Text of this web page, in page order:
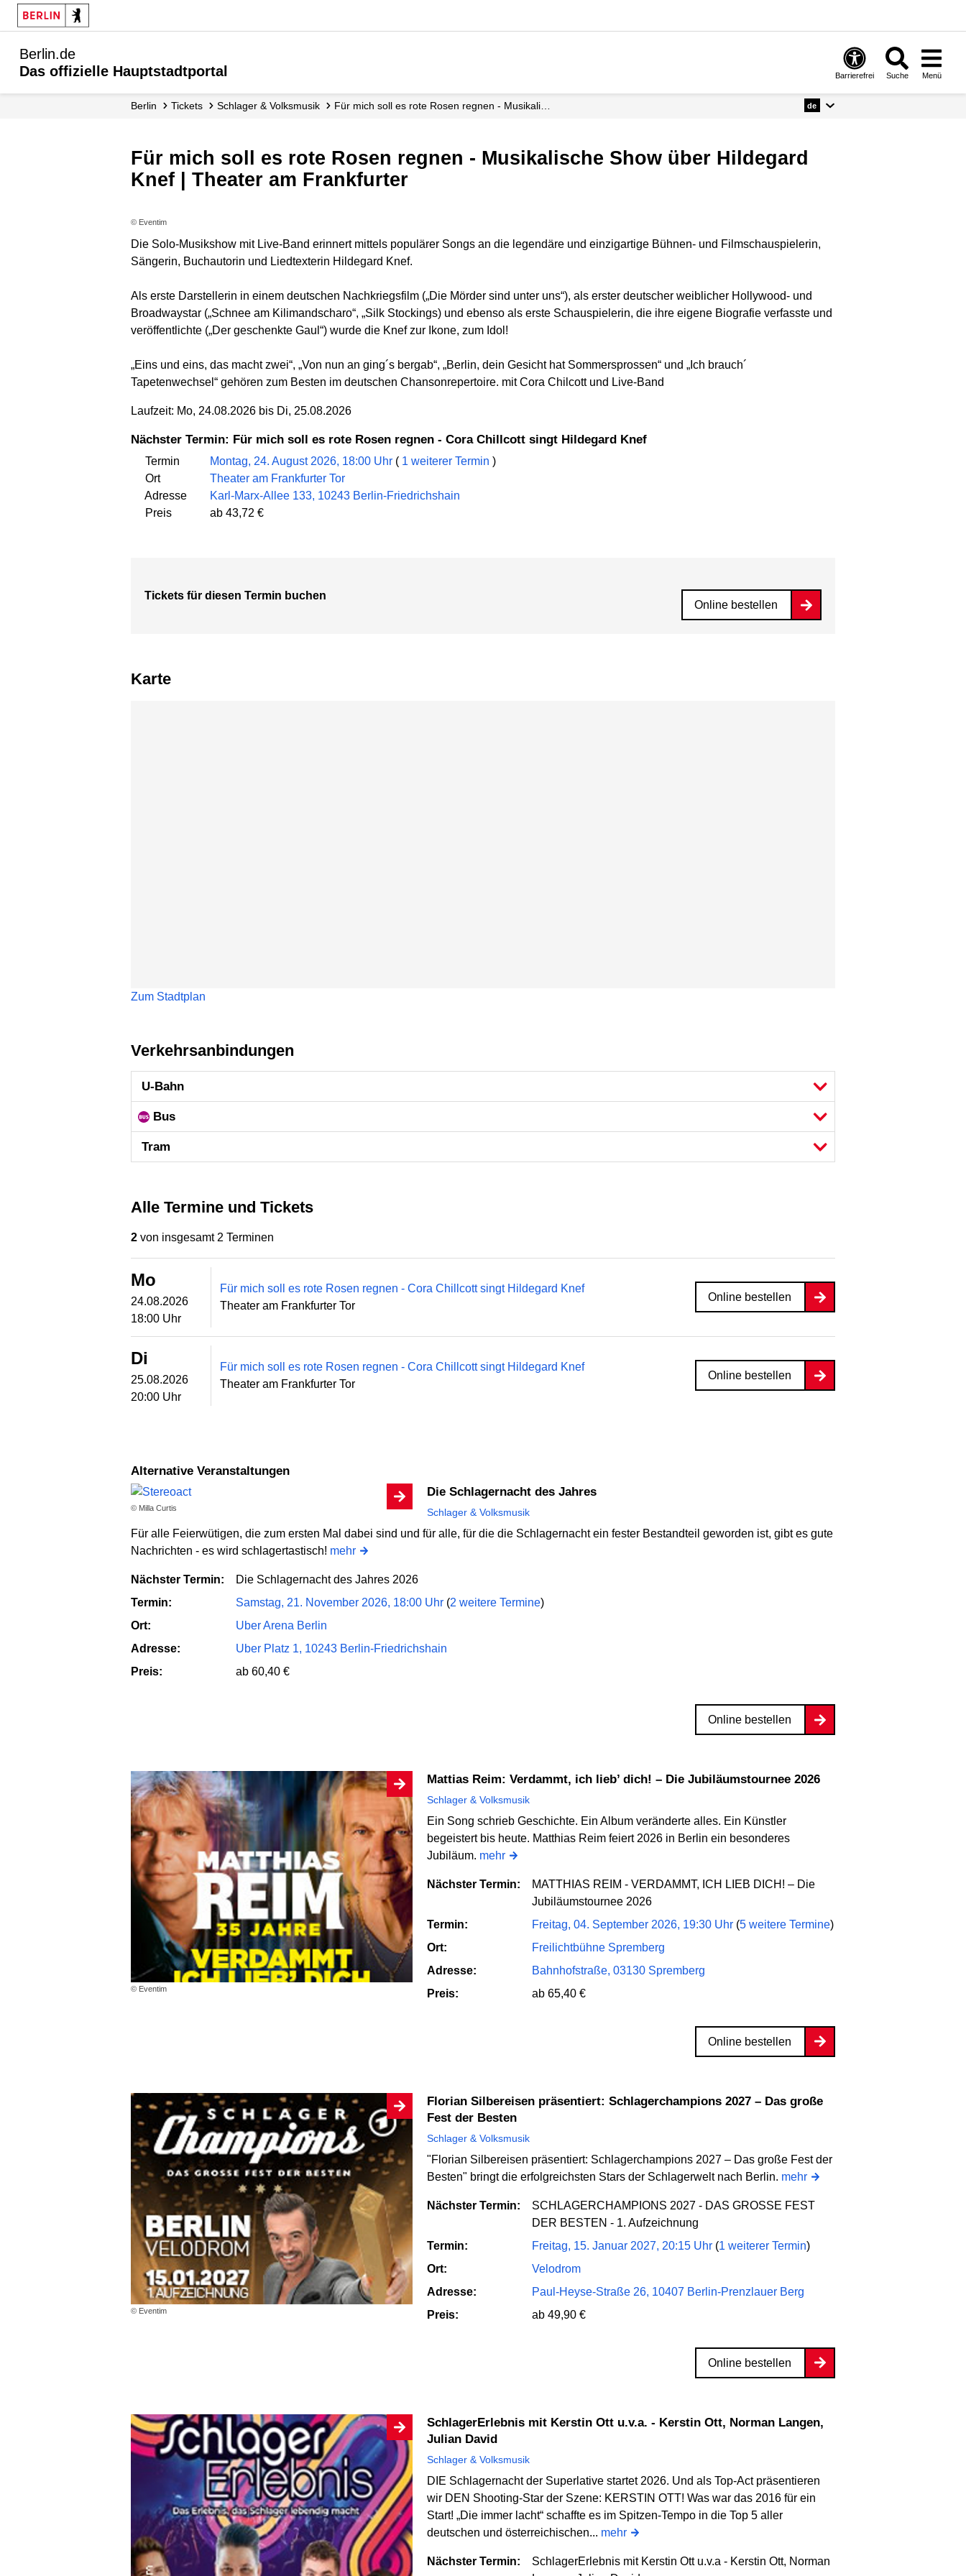
Berlin.de
Das offizielle Hauptstadtportal
Barrierefrei Suche Menü
Berlin Tickets Schlager & Volksmusik Für mich soll es rote Rosen regnen - Musikali… de
Für mich soll es rote Rosen regnen - Musikalische Show über Hildegard
Knef | Theater am Frankfurter
© Eventim
Die Solo-Musikshow mit Live-Band erinnert mittels populärer Songs an die legendäre und einzigartige Bühnen- und Filmschauspielerin,
Sängerin, Buchautorin und Liedtexterin Hildegard Knef.
Als erste Darstellerin in einem deutschen Nachkriegsfilm („Die Mörder sind unter uns“), als erster deutscher weiblicher Hollywood- und
Broadwaystar („Schnee am Kilimandscharo“, „Silk Stockings) und ebenso als erste Schauspielerin, die ihre eigene Biografie verfasste und
veröffentlichte („Der geschenkte Gaul“) wurde die Knef zur Ikone, zum Idol!
„Eins und eins, das macht zwei“, „Von nun an ging´s bergab“, „Berlin, dein Gesicht hat Sommersprossen“ und „Ich brauch´
Tapetenwechsel“ gehören zum Besten im deutschen Chansonrepertoire. mit Cora Chilcott und Live-Band
Laufzeit: Mo, 24.08.2026 bis Di, 25.08.2026
Nächster Termin: Für mich soll es rote Rosen regnen - Cora Chillcott singt Hildegard Knef
Termin Montag, 24. August 2026, 18:00 Uhr ( 1 weiterer Termin )
Ort
Theater am Frankfurter Tor
Adresse
Karl-Marx-Allee 133, 10243 Berlin-Friedrichshain
Preis
ab 43,72 €
Tickets für diesen Termin buchen
Online bestellen
Karte
Zum Stadtplan
Verkehrsanbindungen
U-Bahn
Bus
Tram
Alle Termine und Tickets
2 von insgesamt 2 Terminen
Mo
24.08.2026
18:00 Uhr
Für mich soll es rote Rosen regnen - Cora Chillcott singt Hildegard Knef
Theater am Frankfurter Tor
Online bestellen
Di
25.08.2026
20:00 Uhr
Für mich soll es rote Rosen regnen - Cora Chillcott singt Hildegard Knef
Theater am Frankfurter Tor
Online bestellen
Alternative Veranstaltungen
© Milla Curtis
Die Schlagernacht des Jahres
Schlager & Volksmusik
Für alle Feierwütigen, die zum ersten Mal dabei sind und für alle, für die die Schlagernacht ein fester Bestandteil geworden ist, gibt es gute
Nachrichten - es wird schlagertastisch! mehr
Nächster Termin:
Die Schlagernacht des Jahres 2026
Termin:
Samstag, 21. November 2026, 18:00 Uhr (2 weitere Termine)
Ort:
Uber Arena Berlin
Adresse:
Uber Platz 1, 10243 Berlin-Friedrichshain
Preis:
ab 60,40 €
Online bestellen
© Eventim
Mattias Reim: Verdammt, ich lieb’ dich! – Die Jubiläumstournee 2026
Schlager & Volksmusik
Ein Song schrieb Geschichte. Ein Album veränderte alles. Ein Künstler
begeistert bis heute. Matthias Reim feiert 2026 in Berlin ein besonderes
Jubiläum. mehr
Nächster Termin:
MATTHIAS REIM - VERDAMMT, ICH LIEB DICH! – Die
Jubiläumstournee 2026
Termin:
Freitag, 04. September 2026, 19:30 Uhr (5 weitere Termine)
Ort:
Freilichtbühne Spremberg
Adresse:
Bahnhofstraße, 03130 Spremberg
Preis:
ab 65,40 €
Online bestellen
© Eventim
Florian Silbereisen präsentiert: Schlagerchampions 2027 – Das große
Fest der Besten
Schlager & Volksmusik
"Florian Silbereisen präsentiert: Schlagerchampions 2027 – Das große Fest der
Besten" bringt die erfolgreichsten Stars der Schlagerwelt nach Berlin. mehr
Nächster Termin:
SCHLAGERCHAMPIONS 2027 - DAS GROSSE FEST
DER BESTEN - 1. Aufzeichnung
Termin:
Freitag, 15. Januar 2027, 20:15 Uhr (1 weiterer Termin)
Ort:
Velodrom
Adresse:
Paul-Heyse-Straße 26, 10407 Berlin-Prenzlauer Berg
Preis:
ab 49,90 €
Online bestellen
SchlagerErlebnis mit Kerstin Ott u.v.a. - Kerstin Ott, Norman Langen,
Julian David
Schlager & Volksmusik
DIE Schlagernacht der Superlative startet 2026. Und als Top-Act präsentieren
wir DEN Shooting-Star der Szene: KERSTIN OTT! Was war das 2016 für ein
Start! „Die immer lacht“ schaffte es im Spitzen-Tempo in die Top 5 aller
deutschen und österreichischen... mehr
Nächster Termin:
SchlagerErlebnis mit Kerstin Ott u.v.a - Kerstin Ott, Norman